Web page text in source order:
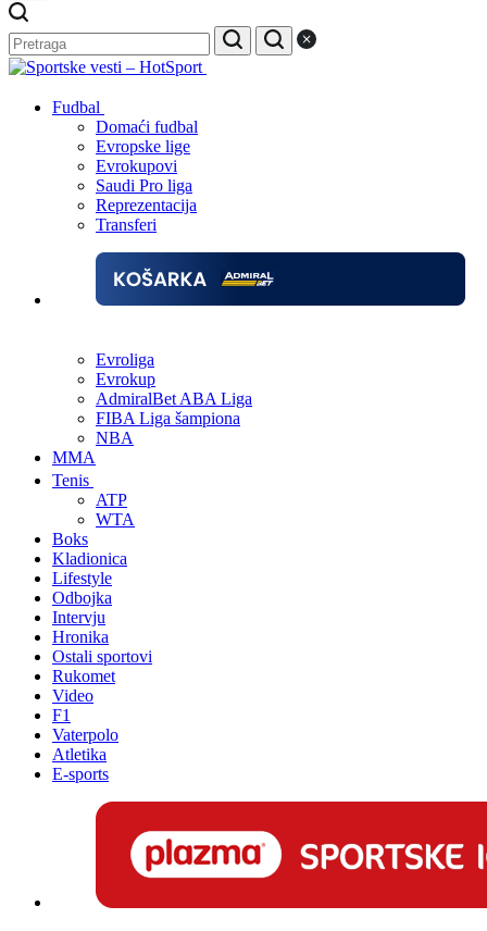
Fudbal
Domaći fudbal
Evropske lige
Evrokupovi
Saudi Pro liga
Reprezentacija
Transferi
Evroliga
Evrokup
AdmiralBet ABA Liga
FIBA Liga šampiona
NBA
MMA
Tenis
ATP
WTA
Boks
Kladionica
Lifestyle
Odbojka
Intervju
Hronika
Ostali sportovi
Rukomet
Video
F1
Vaterpolo
Atletika
E-sports